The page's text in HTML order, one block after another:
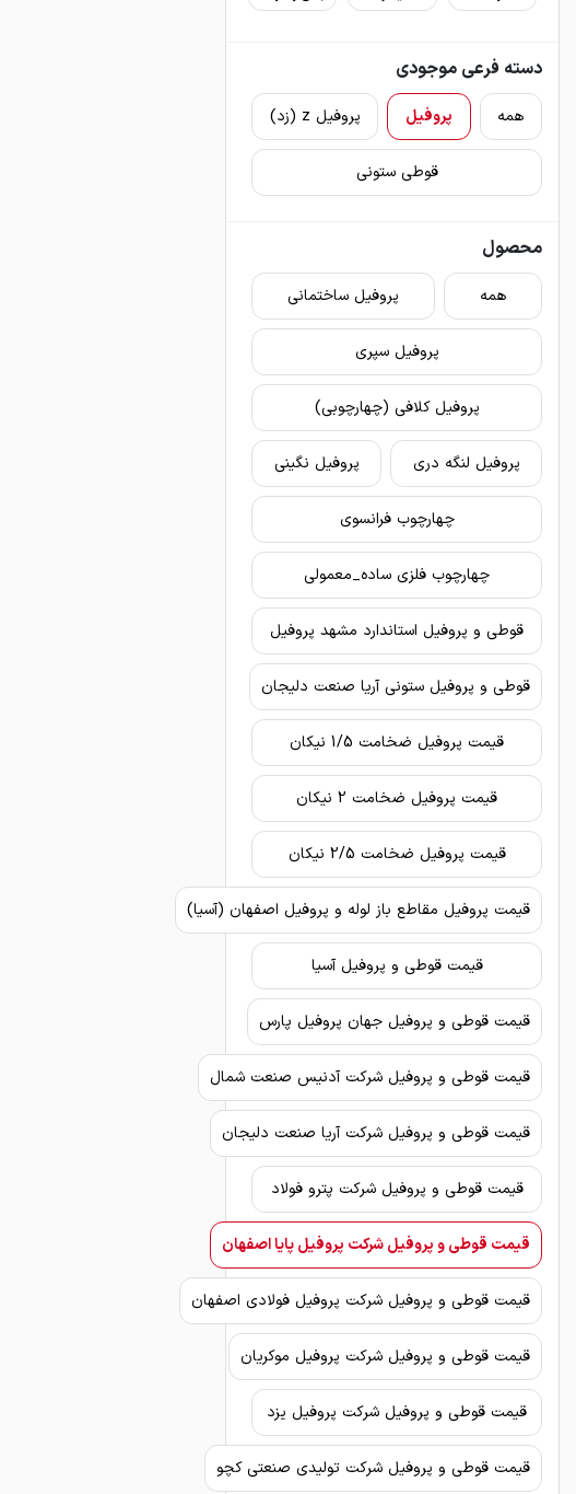
دسته فرعی موجودی
همه پروفیل پروفیل z (زد)
قوطی ستونی
محصول
همه پروفیل ساختمانی
پروفیل سپری
پروفیل کلافی (چهارچوبی)
پروفیل لنگه دری پروفیل نگینی
چهارچوب فرانسوی
چهارچوب فلزی ساده_معمولی
قوطی و پروفیل استاندارد مشهد پروفیل
قوطی و پروفیل ستونی آریا صنعت دلیجان
قیمت پروفیل ضخامت 1/5 نیکان
قیمت پروفیل ضخامت 2 نیکان
قیمت پروفیل ضخامت 2/5 نیکان
قیمت پروفیل مقاطع باز لوله و پروفیل اصفهان (آسیا)
قیمت قوطی و پروفیل آسیا
قیمت قوطی و پروفیل جهان پروفیل پارس
قیمت قوطی و پروفیل شرکت آدنیس صنعت شمال
قیمت قوطی و پروفیل شرکت آریا صنعت دلیجان
قیمت قوطی و پروفیل شرکت پترو فولاد
قیمت قوطی و پروفیل شرکت پروفیل پایا اصفهان
قیمت قوطی و پروفیل شرکت پروفیل فولادی اصفهان
قیمت قوطی و پروفیل شرکت پروفیل موکریان
قیمت قوطی و پروفیل شرکت پروفیل یزد
قیمت قوطی و پروفیل شرکت تولیدی صنعتی کچو